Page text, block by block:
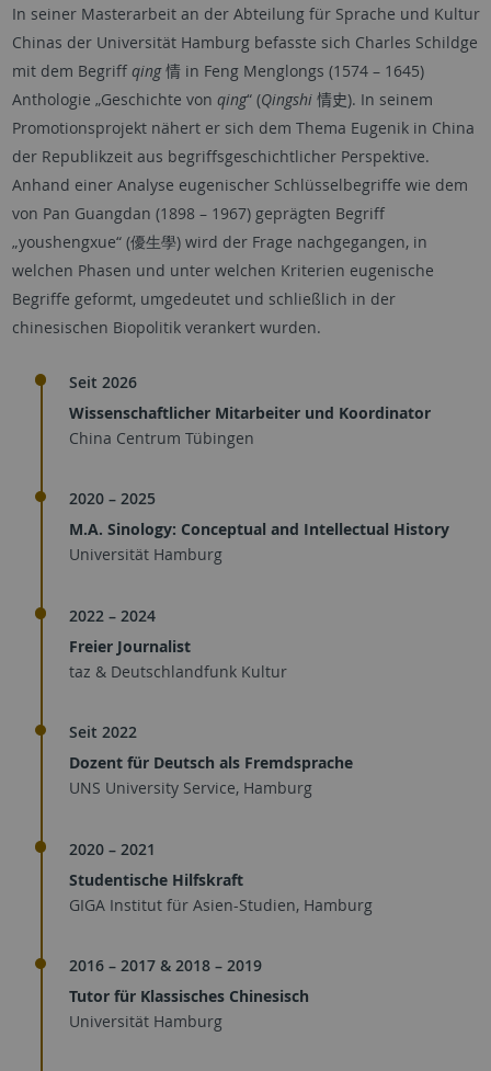
In seiner Masterarbeit an der Abteilung für Sprache und Kultur
Chinas der Universität Hamburg befasste sich Charles Schildge
mit dem Begriff qing情in Feng Menglongs (1574 – 1645)
Anthologie „Geschichte von qing“ (Qingshi 情史). In seinem
Promotionsprojekt nähert er sich dem Thema Eugenik in China
der Republikzeit aus begriffsgeschichtlicher Perspektive.
Anhand einer Analyse eugenischer Schlüsselbegriffe wie dem
von Pan Guangdan (1898 – 1967) geprägten Begriff
„youshengxue“ (優生學) wird der Frage nachgegangen, in
welchen Phasen und unter welchen Kriterien eugenische
Begriffe geformt, umgedeutet und schließlich in der
chinesischen Biopolitik verankert wurden.
Seit 2026
Wissenschaftlicher Mitarbeiter und Koordinator
China Centrum Tübingen
2020 – 2025
M.A. Sinology: Conceptual and Intellectual History
Universität Hamburg
2022 – 2024
Freier Journalist
taz & Deutschlandfunk Kultur
Seit 2022
Dozent für Deutsch als Fremdsprache
UNS University Service, Hamburg
2020 – 2021
Studentische Hilfskraft
GIGA Institut für Asien-Studien, Hamburg
2016 – 2017 & 2018 – 2019
Tutor für Klassisches Chinesisch
Universität Hamburg